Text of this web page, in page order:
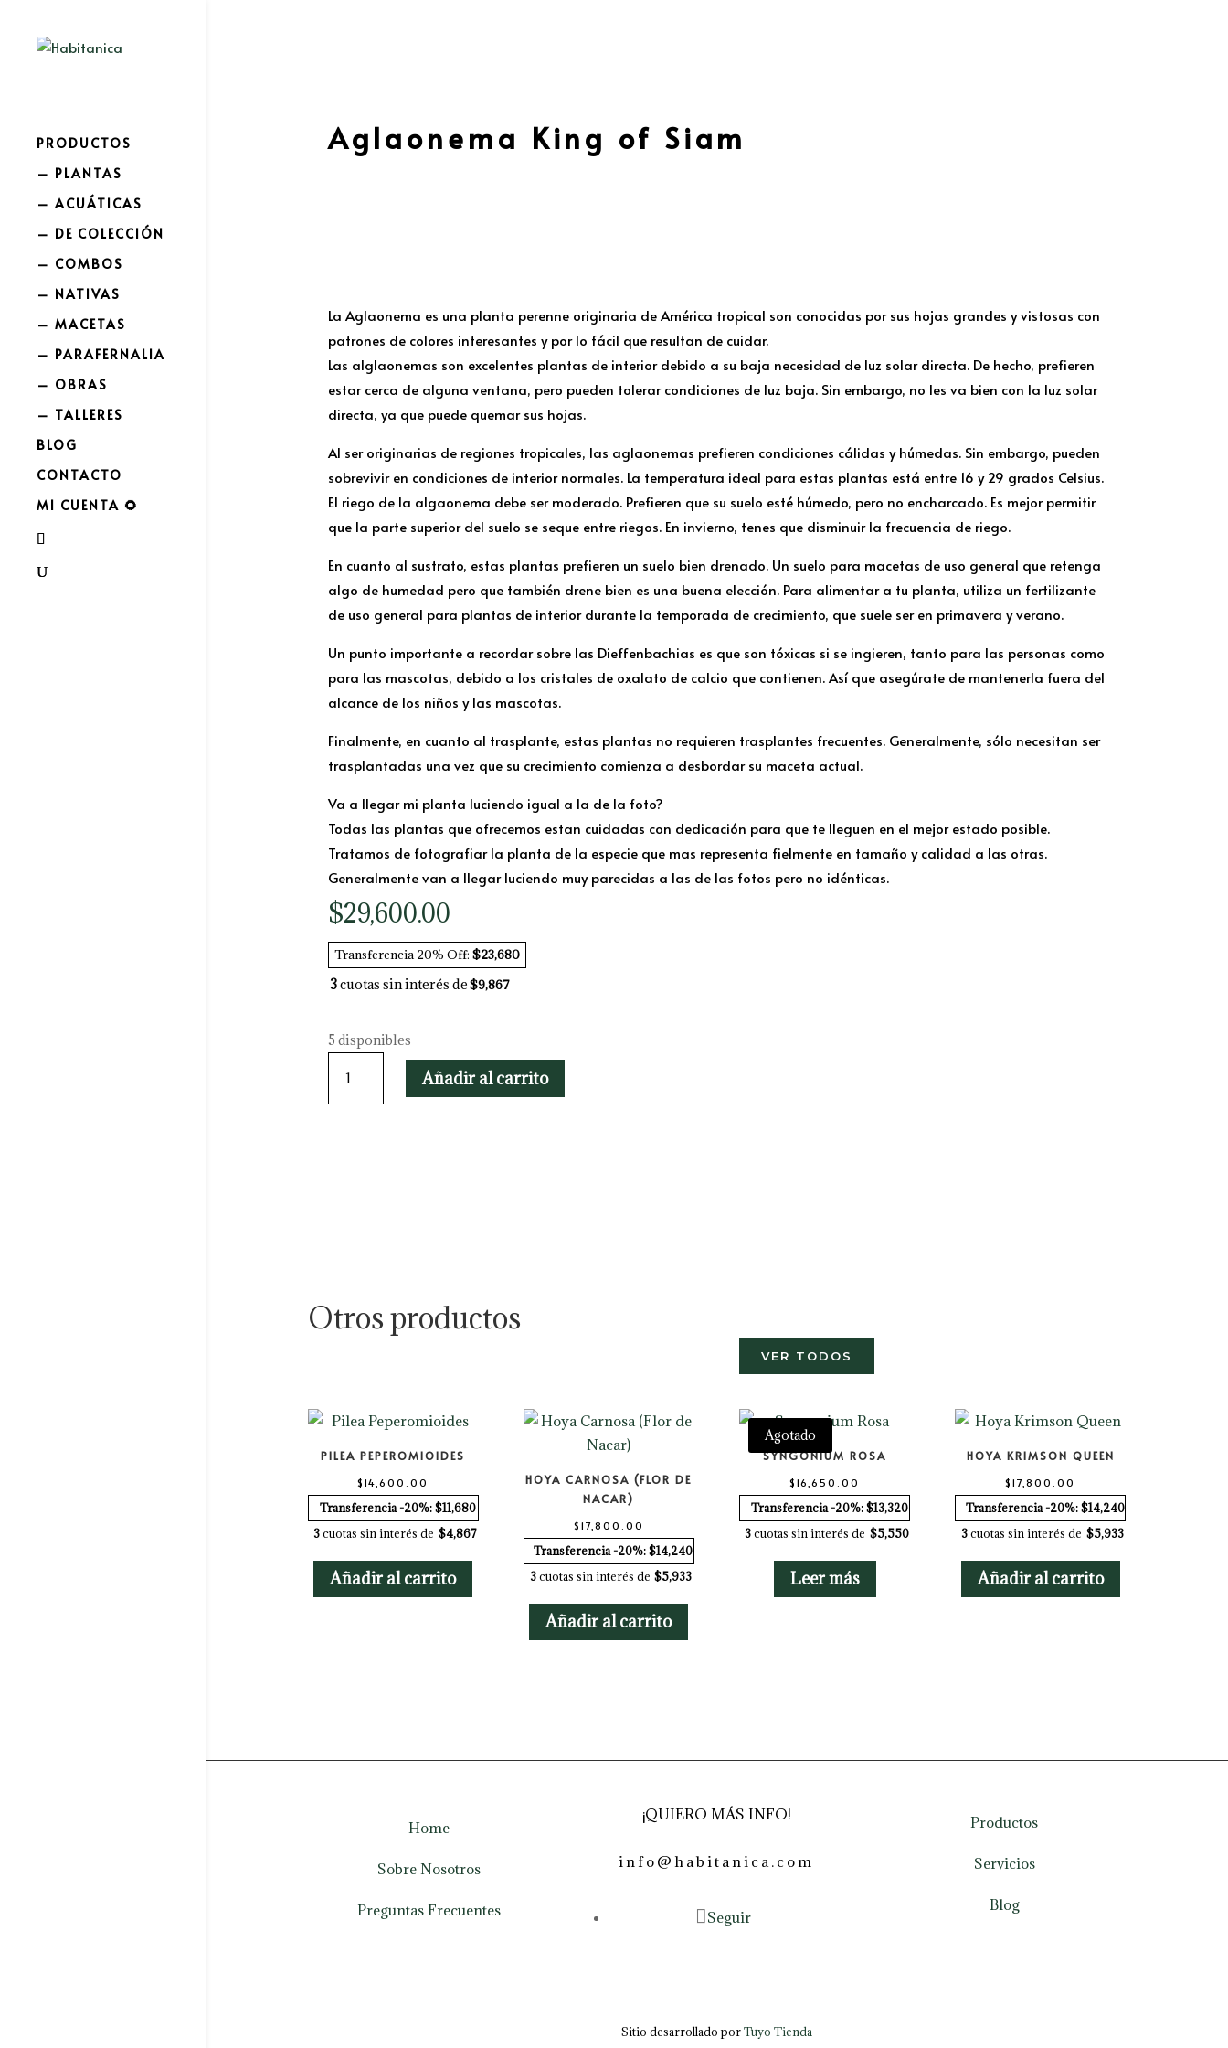
PRODUCTOS
– PLANTAS
– ACUÁTICAS
– DE COLECCIÓN
– COMBOS
– NATIVAS
– MACETAS
– PARAFERNALIA
– OBRAS
– TALLERES
BLOG
CONTACTO
MI CUENTA 🌻
Aglaonema King of Siam
La Aglaonema es una planta perenne originaria de América tropical son conocidas por sus hojas grandes y vistosas con
patrones de colores interesantes y por lo fácil que resultan de cuidar.
Las alglaonemas son excelentes plantas de interior debido a su baja necesidad de luz solar directa. De hecho, prefieren
estar cerca de alguna ventana, pero pueden tolerar condiciones de luz baja. Sin embargo, no les va bien con la luz solar
directa, ya que puede quemar sus hojas.
Al ser originarias de regiones tropicales, las aglaonemas prefieren condiciones cálidas y húmedas. Sin embargo, pueden
sobrevivir en condiciones de interior normales. La temperatura ideal para estas plantas está entre 16 y 29 grados Celsius.
El riego de la algaonema debe ser moderado. Prefieren que su suelo esté húmedo, pero no encharcado. Es mejor permitir
que la parte superior del suelo se seque entre riegos. En invierno, tenes que disminuir la frecuencia de riego.
En cuanto al sustrato, estas plantas prefieren un suelo bien drenado. Un suelo para macetas de uso general que retenga
algo de humedad pero que también drene bien es una buena elección. Para alimentar a tu planta, utiliza un fertilizante
de uso general para plantas de interior durante la temporada de crecimiento, que suele ser en primavera y verano.
Un punto importante a recordar sobre las Dieffenbachias es que son tóxicas si se ingieren, tanto para las personas como
para las mascotas, debido a los cristales de oxalato de calcio que contienen. Así que asegúrate de mantenerla fuera del
alcance de los niños y las mascotas.
Finalmente, en cuanto al trasplante, estas plantas no requieren trasplantes frecuentes. Generalmente, sólo necesitan ser
trasplantadas una vez que su crecimiento comienza a desbordar su maceta actual.
Va a llegar mi planta luciendo igual a la de la foto?
Todas las plantas que ofrecemos estan cuidadas con dedicación para que te lleguen en el mejor estado posible.
Tratamos de fotografiar la planta de la especie que mas representa fielmente en tamaño y calidad a las otras.
Generalmente van a llegar luciendo muy parecidas a las de las fotos pero no idénticas.
$29,600.00
Transferencia 20% Off:$23,680
3cuotas sin interés de$9,867
5 disponibles
Aglaonema
King
of
Añadir al carrito
Otros productos
VER TODOS
PILEA PEPEROMIOIDES
$ 14,600.00
Transferencia -20%: $11,680
3cuotas sin interés de $4,867
Añadir al carrito
HOYA CARNOSA (FLOR DE
NACAR)
$ 17,800.00
Transferencia -20%: $14,240
3cuotas sin interés de $5,933
Añadir al carrito
SYNGONIUM ROSA
$ 16,650.00
Agotado
Transferencia -20%: $13,320
3cuotas sin interés de $5,550
Leer más
HOYA KRIMSON QUEEN
$ 17,800.00
Transferencia -20%: $14,240
3cuotas sin interés de $5,933
Añadir al carrito
Home
Sobre Nosotros
Preguntas Frecuentes
¡QUIERO MÁS INFO!
info@habitanica.com
Seguir
Productos
Servicios
Blog
Sitio desarrollado porTuyo Tienda